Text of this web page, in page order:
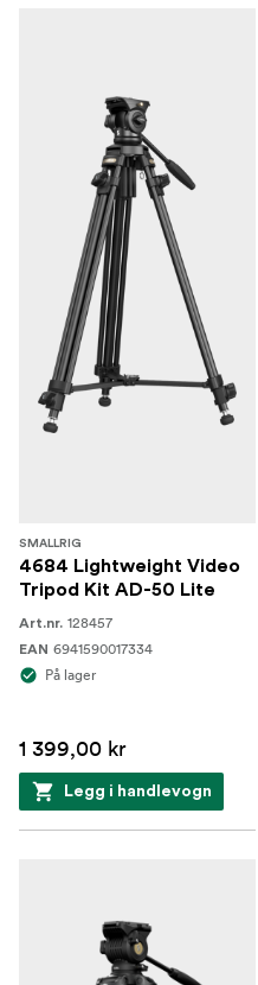
SMALLRIG
4684 Lightweight Video
Tripod Kit AD-50 Lite
Art.nr. 128457
EAN 6941590017334
På lager
1 399,00 kr
Legg i handlevogn